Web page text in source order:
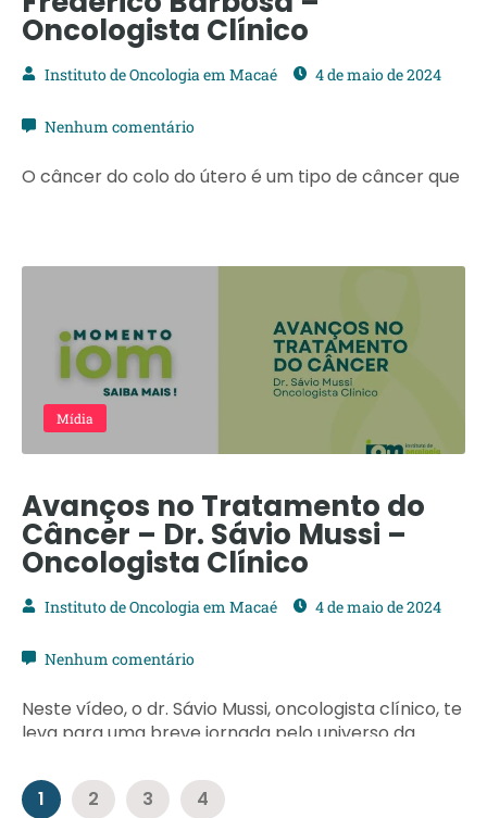
Oncologista Clínico
Instituto de Oncologia em Macaé 4 de maio de 2024
Nenhum comentário
O câncer do colo do útero é um tipo de câncer que
preventiva. As lesões que precedem o câncer do
Continuar Lendo »
Mídia
Avanços no Tratamento do
Câncer – Dr. Sávio Mussi –
Oncologista Clínico
Instituto de Oncologia em Macaé 4 de maio de 2024
Nenhum comentário
Neste vídeo, o dr. Sávio Mussi, oncologista clínico, te
leva para uma breve jornada pelo universo da
científicos que estão revolucionando a luta contra
essa doença. Adote hábitos saudáveis e faça seus
1 2 3 4